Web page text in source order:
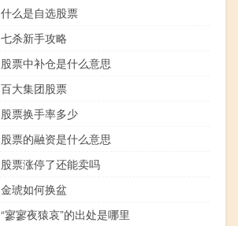
什么是自选股票
七杀新手攻略
股票中补仓是什么意思
百大集团股票
股票换手率多少
股票的融资是什么意思
股票涨停了还能卖吗
金琥如何换盆
“寥寥夜猿哀”的出处是哪里